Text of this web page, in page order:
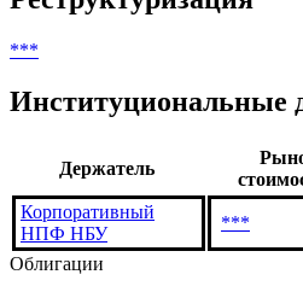
***
Институциональные
Держатель
Корпоративный
НПФ НБУ
***
Облигации